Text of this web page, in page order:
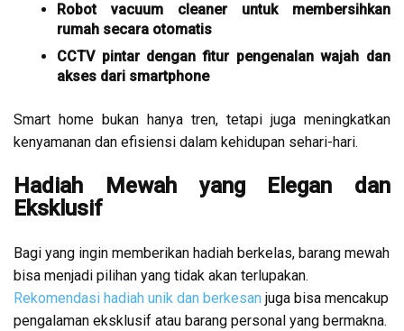
Robot vacuum cleaner untuk membersihkan
rumah secara otomatis
CCTV pintar dengan fitur pengenalan wajah dan
akses dari smartphone
Smart home bukan hanya tren, tetapi juga meningkatkan
kenyamanan dan efisiensi dalam kehidupan sehari-hari.
Hadiah Mewah yang Elegan dan
Eksklusif
Bagi yang ingin memberikan hadiah berkelas, barang mewah
bisa menjadi pilihan yang tidak akan terlupakan.
Rekomendasi hadiah unik dan berkesan juga bisa mencakup
pengalaman eksklusif atau barang personal yang bermakna.